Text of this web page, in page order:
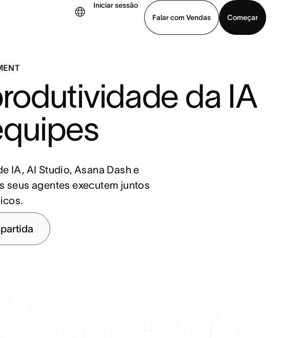
Iniciar sessão
Falar com Vendas
Começar
da IA
IA, AI Studio, Asana Dash e
seus agentes executem juntos